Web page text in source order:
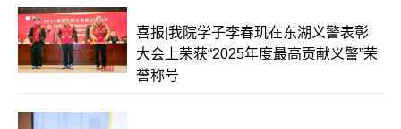
喜报|我院学子李春玑在东湖义警表彰
大会上荣获“2025年度最高贡献义警”荣
誉称号